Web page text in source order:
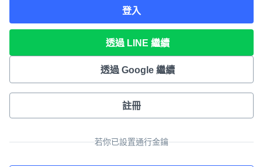
登入
透過 LINE 繼續
透過 Google 繼續
註冊
若你已設置通行金鑰